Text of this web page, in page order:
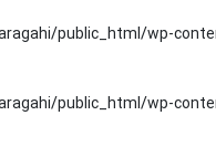
public_html/wp-
public_html/wp-